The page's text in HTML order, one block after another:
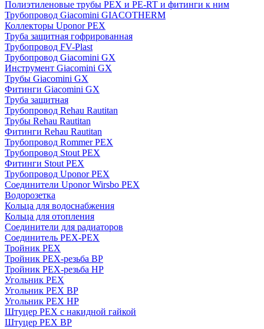
Полиэтиленовые трубы PEX и PE-RT и фитинги к ним
Трубопровод Giacomini GIACOTHERM
Коллекторы Uponor PEX
Труба защитная гофрированная
Трубопровод FV-Plast
Трубопровод Giacomini GX
Инструмент Giacomini GX
Трубы Giacomini GX
Фитинги Giacomini GX
Труба защитная
Трубопровод Rehau Rautitan
Трубы Rehau Rautitan
Фитинги Rehau Rautitan
Трубопровод Rommer PEX
Трубопровод Stout PEX
Фитинги Stout PEX
Трубопровод Uponor PEX
Соединители Uponor Wirsbo PEX
Водорозетка
Кольца для водоснабжения
Кольца для отопления
Соединители для радиаторов
Соединитель PEX-PEX
Тройник PEX
Тройник PEX-резьба ВР
Тройник PEX-резьба НР
Угольник PEX
Угольник PEX ВР
Угольник PEX НР
Штуцер PEX c накидной гайкой
Штуцер PEX ВР